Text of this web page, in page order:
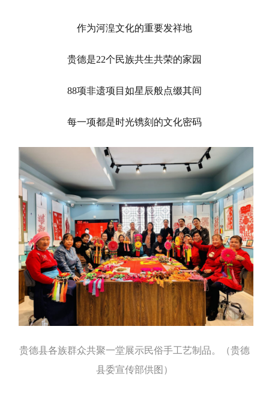
作为河湟文化的重要发祥地
贵德是22个民族共生共荣的家园
88项非遗项目如星辰般点缀其间
每一项都是时光镌刻的文化密码
贵德县各族群众共聚一堂展示民俗手工艺制品。（贵德
县委宣传部供图）